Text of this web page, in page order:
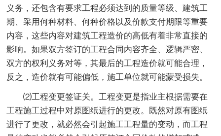
义务，还包含有要求工程必须达到的质量等级、建筑工
期、采用何种材料、何种价格以及价款支付期限等重要
内容，这些内容对建筑工程造价的高低有着非常直接的
影响。如果双方签订的工程合同内容齐全、逻辑严密、
双方的权利义务对等，其最后的工程造价就可能合理，
反之，造价就有可能偏低，施工单位就可能蒙受损失。
⑵工程变更签证关。工程变更是指业主根据需要在
工程施工过程中对原图纸进行的更改。既然对原有图纸
进行了更改，就必然会引起施工工程量的变动，而工程